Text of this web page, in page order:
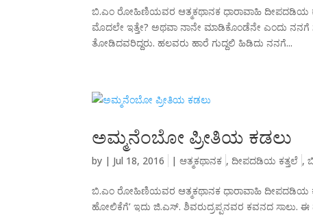
ಬಿ.ಎಂ ರೋಹಿಣಿಯವರ ಆತ್ಮಕಥಾನಕ ಧಾರಾವಾಹಿ ದೀಪದಡಿಯ
ಮೊದಲೇ ಇತ್ತೇ? ಅಥವಾ ನಾನೇ ಮಾಡಿಕೊಂಡೆನೇ ಎಂದು
ತೋಡಿದವರಿದ್ದರು. ಹಲವರು ಹಾರೆ ಗುದ್ದಲಿ ಹಿಡಿದು ನನಗೆ...
ಅಮ್ಮನೆಂಬೋ ಪ್ರೀತಿಯ ಕಡಲು
by | Jul 18, 2016 |ಆತ್ಮಕಥಾನಕ ,ದೀಪದಡಿಯ ಕತ್ತಲೆ ,
ಬಿ.ಎಂ ರೋಹಿಣಿಯವರ ಆತ್ಮಕಥಾನಕ ಧಾರಾವಾಹಿ ದೀಪದಡಿಯ
ಹೋಲಿಕೆಗೆ’ ಇದು ಜಿ.ಎಸ್. ಶಿವರುದ್ರಪ್ಪನವರ ಕವನದ ಸಾಲು. ಈ